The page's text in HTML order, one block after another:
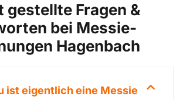
gestellte Fragen &
bei Messie-
Hagenbach
ist eigentlich eine Messie